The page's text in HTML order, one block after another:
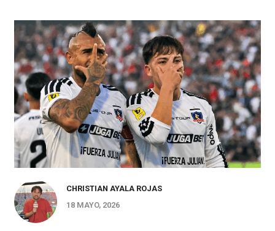
CHRISTIAN AYALA ROJAS
18 MAYO, 2026